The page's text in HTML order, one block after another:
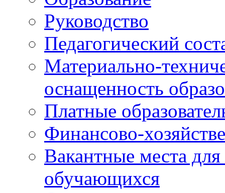
Руководство
Педагогический
Материально-
оснащенность
Платные
Финансово-
Вакантные места
обучающихся